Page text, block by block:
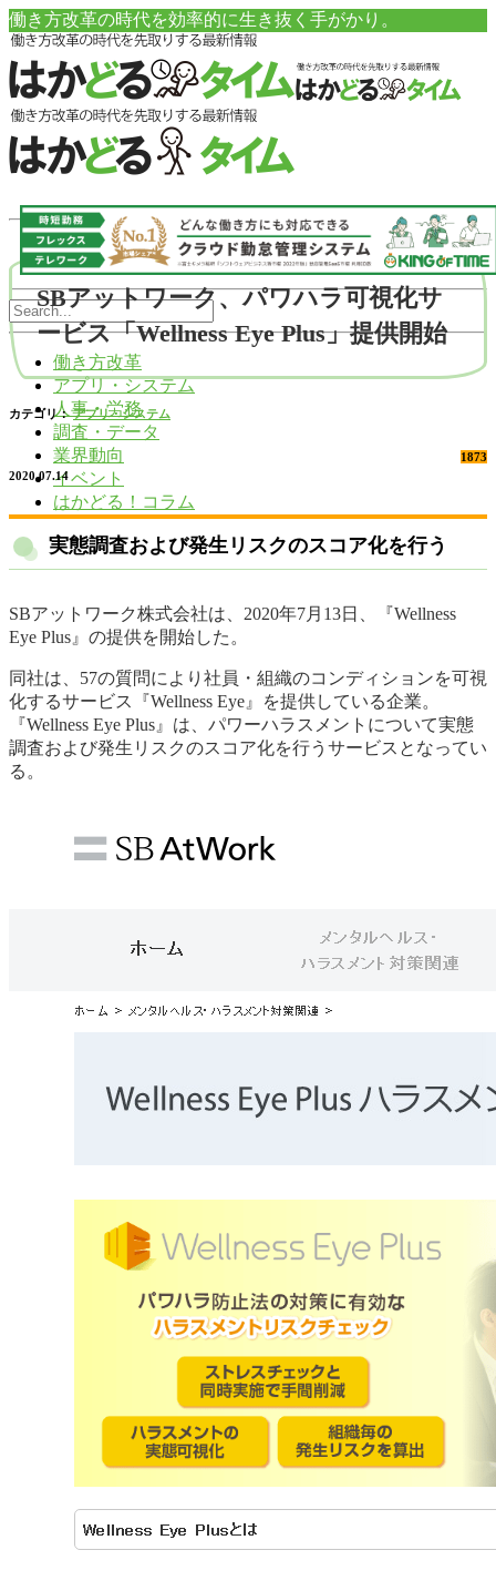
働き方改革の時代を効率的に生き抜く手がかり。
働き方改革
アプリ・システム
人事・労務
調査・データ
業界動向
イベント
はかどる！コラム
SBアットワーク、パワハラ可視化サ
ービス「Wellness Eye Plus」提供開始
カテゴリ： アプリ・システム
1873
2020.07.14
実態調査および発生リスクのスコア化を行う
SBアットワーク株式会社は、2020年7月13日、『Wellness
Eye Plus』の提供を開始した。
同社は、57の質問により社員・組織のコンディションを可視
化するサービス『Wellness Eye』を提供している企業。
『Wellness Eye Plus』は、パワーハラスメントについて実態
調査および発生リスクのスコア化を行うサービスとなってい
る。